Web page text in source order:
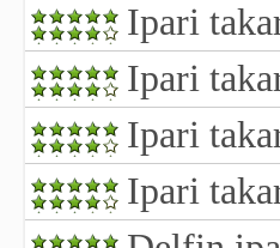
Ipari
Ipari
Ipari
Ipari